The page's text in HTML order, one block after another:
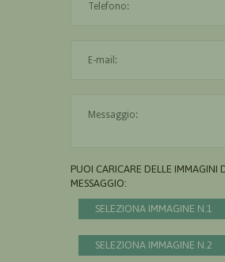
PUOI CARICARE DELLE IMMAGINI
MESSAGGIO:
SELEZIONA IMMAGINE N.1
SELEZIONA IMMAGINE N.2